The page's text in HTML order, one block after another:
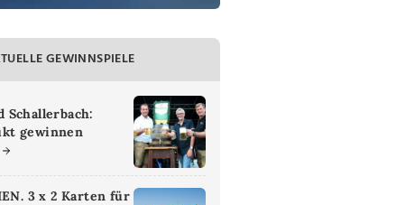
GEWINNSPIELE
Schallerbach:
gewinnen
3 x 2 Karten für